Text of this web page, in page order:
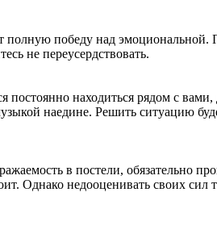
полную победу над
не переусердствовать.
находиться рядом с
наедине. Решить ситуацию
в постели, обязательно
Однако недооценивать своих сил